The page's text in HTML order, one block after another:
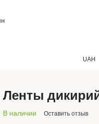
UAH
Ленты
В наличии Оставить отзыв